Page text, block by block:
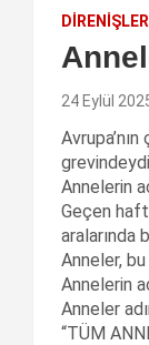
DIRENIŞLER
24 Eylül
Annelerin
Geçen
aralarında
Anneler,
Annelerin
Anneler
“TÜM